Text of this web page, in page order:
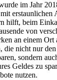
im Jahr
erstaunlichen
hilft, beim
von
an einem Ort
die nicht nur
sondern
Geldes zu
nutzen.